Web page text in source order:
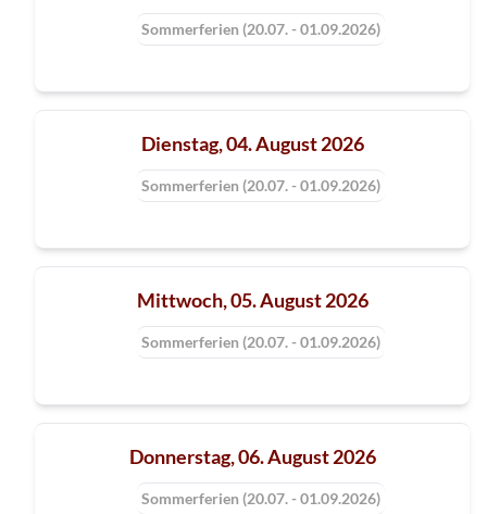
Sommerferien (20.07. - 01.09.2026)
Dienstag, 04. August 2026
Sommerferien (20.07. - 01.09.2026)
Mittwoch, 05. August 2026
Sommerferien (20.07. - 01.09.2026)
Donnerstag, 06. August 2026
Sommerferien (20.07. - 01.09.2026)